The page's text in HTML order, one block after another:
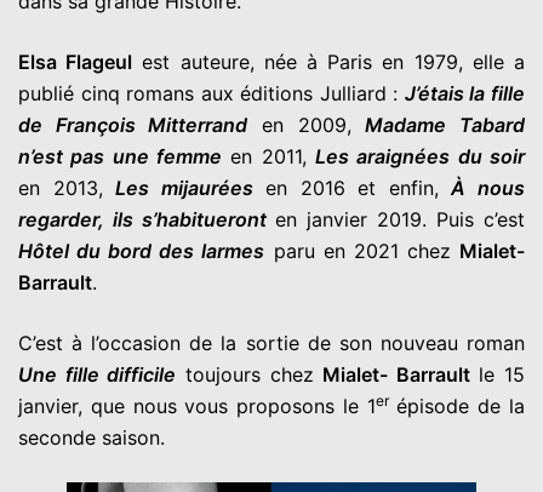
Elsa Flageul est auteure, née à Paris en 1979, elle a
publié cinq romans aux éditions Julliard : J’étais la fille
de François Mitterrand en 2009,Madame Tabard
n’est pas une femme en 2011, Les araignées du soir
en 2013,Les mijauréesen 2016 et enfin,À nous
regarder, ils s’habitueront en janvier 2019. Puis c’est
Hôtel du bord des larmes paru en 2021 chez Mialet-
Barrault.
C’est à l’occasion de la sortie de son nouveau roman
Une fille difficile toujours chez Mialet- Barraultle 15
janvier, que nous vous proposons le 1erépisode de la
seconde saison.